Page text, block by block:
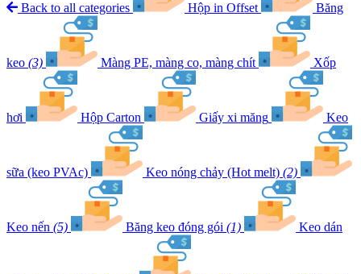
Back to all categories Hộp in Offset Băng
keo (3) Màng PE, màng co, màng chít Xốp
hơi Hộp Carton Giấy xi măng Keo
sữa (keo PVAc) Keo nóng chảy (Hot melt) (2)
Keo nến (5) Băng keo đóng gói (1) Keo dán